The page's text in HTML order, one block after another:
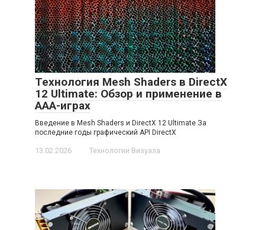
Технология Mesh Shaders в DirectX
12 Ultimate: Обзор и применение в
AAA-играх
Введение в Mesh Shaders и DirectX 12 Ultimate За
последние годы графический API DirectX
13.02.2026 Технологии Визуала